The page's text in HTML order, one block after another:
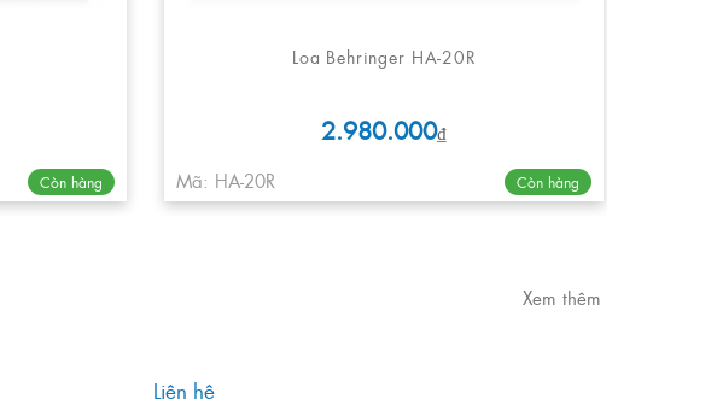
Còn hàng
Loa Behringer HA-20R
2.980.000₫
Mã: HA-20R
Còn hàng
Xem thêm
Liên hệ